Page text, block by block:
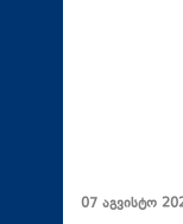
07 აგვისტო